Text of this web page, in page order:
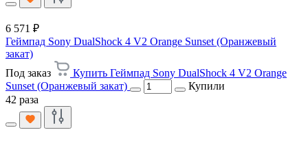
6 571 ₽
Геймпад Sony DualShock 4 V2 Orange Sunset (Оранжевый
закат)
Под заказ
Купить Геймпад Sony DualShock 4 V2 Orange
Sunset (Оранжевый закат)
Купили
42 раза